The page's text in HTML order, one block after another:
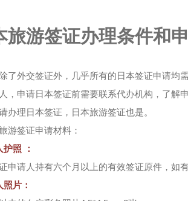
旅游签证办理条件和
了外交签证外，几乎所有的日本签证申请均
，申请日本签证前需要联系代办机构，了解
办理日本签证，日本旅游签证也是。
游签证申请材料：
照 ：
申请人持有六个月以上的有效签证原件，如
片：